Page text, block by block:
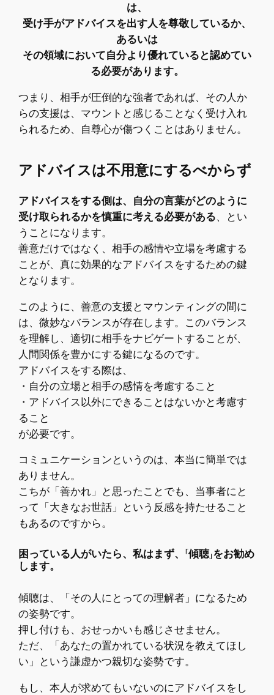
は、
受け手がアドバイスを出す人を尊敬しているか、
あるいは
その領域において自分より優れていると認めてい
る必要があります。
つまり、相手が圧倒的な強者であれば、その人か
らの支援は、マウントと感じることなく受け入れ
られるため、自尊心が傷つくことはありません。
アドバイスは不用意にするべからず
アドバイスをする側は、自分の言葉がどのように
受け取られるかを慎重に考える必要がある、とい
うことになります。
善意だけではなく、相手の感情や立場を考慮する
ことが、真に効果的なアドバイスをするための鍵
となります。
このように、善意の支援とマウンティングの間に
は、微妙なバランスが存在します。このバランス
を理解し、適切に相手をナビゲートすることが、
人間関係を豊かにする鍵になるのです。
アドバイスをする際は、
・自分の立場と相手の感情を考慮すること
・アドバイス以外にできることはないかと考慮す
ること
が必要です。
コミュニケーションというのは、本当に簡単では
ありません。
こちが「善かれ」と思ったことでも、当事者にと
って「大きなお世話」という反感を持たせること
もあるのですから。
困っている人がいたら、私はまず、「傾聴」をお勧め
します。
傾聴は、「その人にとっての理解者」になるため
の姿勢です。
押し付けも、おせっかいも感じさせません。
ただ、「あなたの置かれている状況を教えてほし
い」という謙虚かつ親切な姿勢です。
もし、本人が求めてもいないのにアドバイスをし